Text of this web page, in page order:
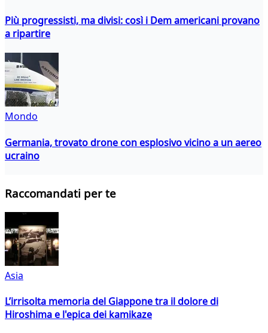
Più progressisti, ma divisi: così i Dem americani provano
a ripartire
Mondo
Germania, trovato drone con esplosivo vicino a un aereo
ucraino
Raccomandati per te
Asia
L’irrisolta memoria del Giappone tra il dolore di
Hiroshima e l'epica dei kamikaze